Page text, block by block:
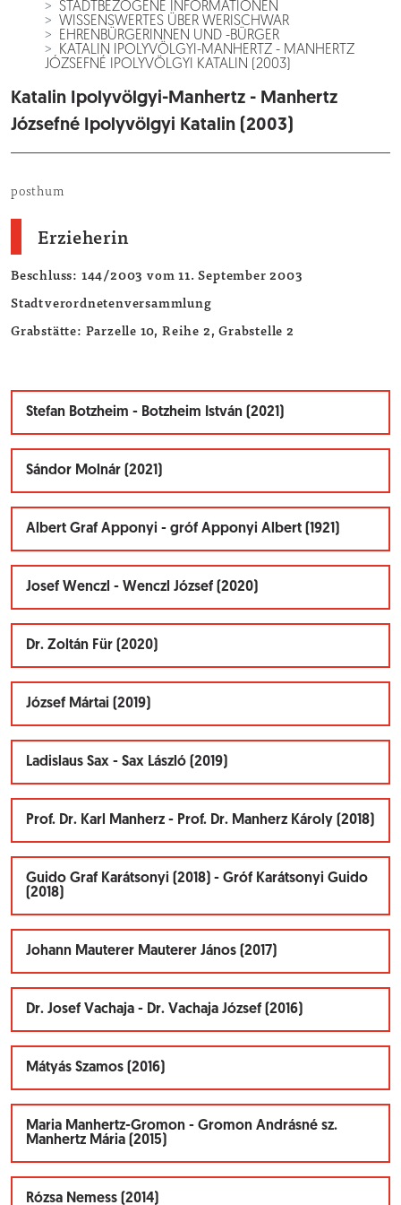
STADTBEZOGENE INFORMATIONEN
WISSENSWERTES ÜBER WERISCHWAR
EHRENBÜRGERINNEN UND -BÜRGER
KATALIN IPOLYVÖLGYI-MANHERTZ - MANHERTZ
JÓZSEFNÉ IPOLYVÖLGYI KATALIN (2003)
Katalin Ipolyvölgyi-Manhertz - Manhertz
Józsefné Ipolyvölgyi Katalin (2003)
posthum
Erzieherin
Beschluss: 144/2003 vom 11. September 2003
Stadtverordnetenversammlung
Grabstätte: Parzelle 10, Reihe 2, Grabstelle 2
Stefan Botzheim - Botzheim István (2021)
Sándor Molnár (2021)
Albert Graf Apponyi - gróf Apponyi Albert (1921)
Josef Wenczl - Wenczl József (2020)
Dr. Zoltán Für (2020)
József Mártai (2019)
Ladislaus Sax - Sax László (2019)
Prof. Dr. Karl Manherz - Prof. Dr. Manherz Károly (2018)
Guido Graf Karátsonyi (2018) - Gróf Karátsonyi Guido
(2018)
Johann Mauterer Mauterer János (2017)
Dr. Josef Vachaja - Dr. Vachaja József (2016)
Mátyás Szamos (2016)
Maria Manhertz-Gromon - Gromon Andrásné sz.
Manhertz Mária (2015)
Rózsa Nemess (2014)